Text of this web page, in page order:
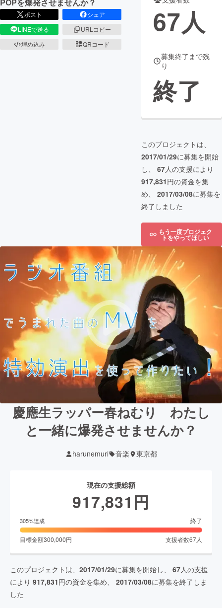
ポスト
シェア
LINEで送る
URLコピー
埋め込み
QRコード
67人
募集終了まで残
り
終了
このプロジェクトは、
2017/01/29に募集を開始
し、 67人の支援により
917,831円の資金を集
め、 2017/03/08に募集を
終了しました
もう一度プロジェク
トをやってほしい
慶應生ラッパー春ねむり わたし
と一緒に爆発させませんか？
harunemuri 音楽 東京都
現在の支援総額
917,831 円
305%達成 終了
目標金額300,000円 支援者数67人
このプロジェクトは、 2017/01/29に募集を開始し、 67人の支援
により 917,831円の資金を集め、 2017/03/08に募集を終了しま
した